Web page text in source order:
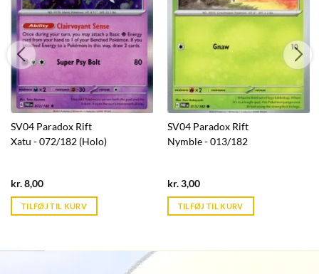
SV04 Paradox Rift
Xatu - 072/182 (Holo)
kr.8,00Current
is:
kr. 39,95.
TILFØJ TIL KURV
SV04 Paradox Rift
Nymble - 013/182
kr.3,00Current
is:
kr. 39,95.
TILFØJ TIL KURV